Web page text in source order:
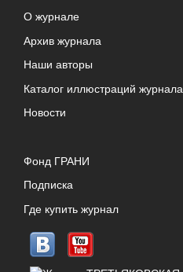
О журнале
Архив журнала
Наши авторы
Каталог иллюстраций журнала
Новости
Фонд ГРАНИ
Подписка
Где купить журнал